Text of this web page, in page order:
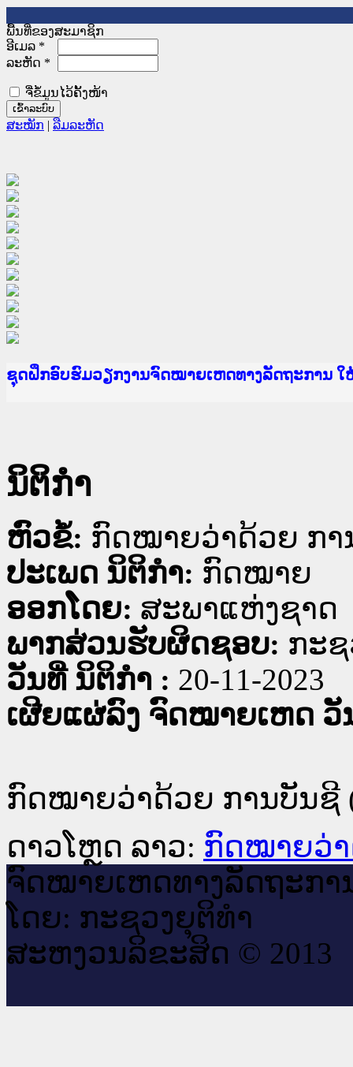
ພື້ນທີ່ຂອງສະມາຊິກ
ອີເມລ *
ລະຫັດ *
ຈື່ຂໍ້ມູນໄວ້ຄັ້ງໜ້າ
ສະໝັກ | ລືມລະຫັດ
Ministry of Justice Lao PDR
ເຜີຍແຜ່ວັບໄຊຈົດໝາຍເຫດທາງລັດຖະການ ແລະ ແອັ
ກະຊວງຍຸຕິທຳ
ຊຸດຝຶກອົບຮົມວຽກງານຈົດໝາຍເຫດທາງລັດຖະການ
ກອງປະຊຸມທົບທວນຄືນການຈັດຕັ້ງປະຕິບັດວຽກງານຈົ
ຝຶກອົບຮົມ ຜູ່ປະສານງານວຽກງານຈົດໝາຍເຫດທາງລັ
ຝຶກອົບຮົມ ຜູ່ປະສານງານວຽກງານຈົດໝາຍເຫດທາງລັ
ເຜີຍແຜ່ແອັບກົດໝາຍລາວ ແລະ ເວັບໄຊຈົດໝາຍເຫດ
ເຜີຍແຜ່ແອັບກົດໝາຍລາວ ແລະ ເວັບໄຊຈົດໝາຍເຫດ
ຍົກລະດັບວຽກງານຈົດໝາຍເຫດທາງລັດຖະການໃຫ້ຜູ້
ຊຸດຝຶກອົບຮົມວຽກງານຈົດໝາຍເຫດທາງລັດຖະການ ໃ
ນິຕິກໍາ
ຫົວຂໍ້: ກົດໝາຍວ່າດ້ວຍ ກາ
ປະເພດ ນິຕິກໍາ: ກົດໝາຍ
ອອກໂດຍ: ສະພາແຫ່ງຊາດ
ພາກສ່ວນຮັບຜິດຊອບ: ກະຊ
ວັນທີ່ ນິຕິກໍາ : 20-11-2023
ເຜີຍແຜ່ລົງ ຈົດໝາຍເຫດ ວັ
ກົດໝາຍວ່າດ້ວຍ ການບັນຊີ
ດາວໂຫຼດ ລາວ: ກົດໝາຍວ່າ
ຈົດ​ໝາຍ​ເຫດ​ທາງ​ລັດ​ຖະ​ກາ
ໂດຍ: ກະ​ຊວງຍຸ​ຕິ​ທຳ
ສະ​ຫງວນ​ລິ​ຂະ​ສິດ © 2013